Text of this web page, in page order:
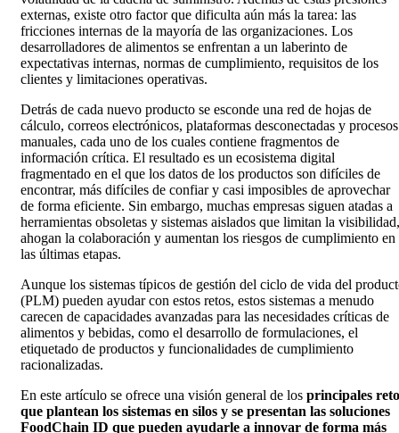
externas, existe otro factor que dificulta aún más la tarea: las
fricciones internas de la mayoría de las organizaciones. Los
desarrolladores de alimentos se enfrentan a un laberinto de
expectativas internas, normas de cumplimiento, requisitos de los
clientes y limitaciones operativas.
Detrás de cada nuevo producto se esconde una red de hojas de
cálculo, correos electrónicos, plataformas desconectadas y procesos
manuales, cada uno de los cuales contiene fragmentos de
información crítica. El resultado es un ecosistema digital
fragmentado en el que los datos de los productos son difíciles de
encontrar, más difíciles de confiar y casi imposibles de aprovechar
de forma eficiente. Sin embargo, muchas empresas siguen atadas a
herramientas obsoletas y sistemas aislados que limitan la visibilidad,
ahogan la colaboración y aumentan los riesgos de cumplimiento en
las últimas etapas.
Aunque los sistemas típicos de gestión del ciclo de vida del
(PLM) pueden ayudar con estos retos, estos sistemas a menudo
carecen de capacidades avanzadas para las necesidades críticas de
alimentos y bebidas, como el desarrollo de formulaciones, el
etiquetado de productos y funcionalidades de cumplimiento
racionalizadas.
En este artículo se ofrece una visión general de los principales
que plantean los sistemas en silos y se presentan las soluciones
FoodChain ID que pueden ayudarle a innovar de forma más